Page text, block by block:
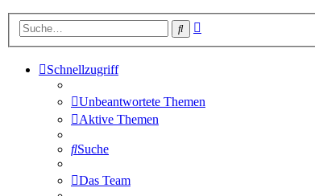
Suche
Schnellzugriff
Unbeantwortete Themen
Aktive Themen
Suche
Das Team